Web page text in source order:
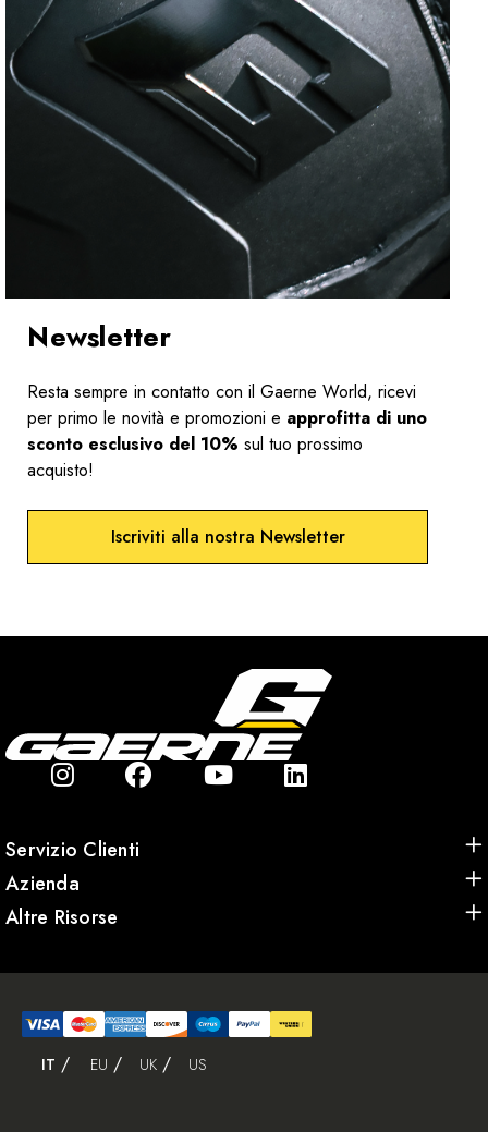
Newsletter
Resta sempre in contatto con il Gaerne World, ricevi
per primo le novità e promozioni e approfitta di uno
sconto esclusivo del 10% sul tuo prossimo
acquisto!
Iscriviti alla nostra Newsletter
Servizio Clienti
Azienda
Altre Risorse
IT EU UK US